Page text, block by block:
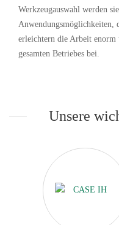
Werkzeugauswahl werden
Anwendungsmöglichkeiten,
erleichtern die Arbeit enorm
gesamten Betriebes bei.
Unsere